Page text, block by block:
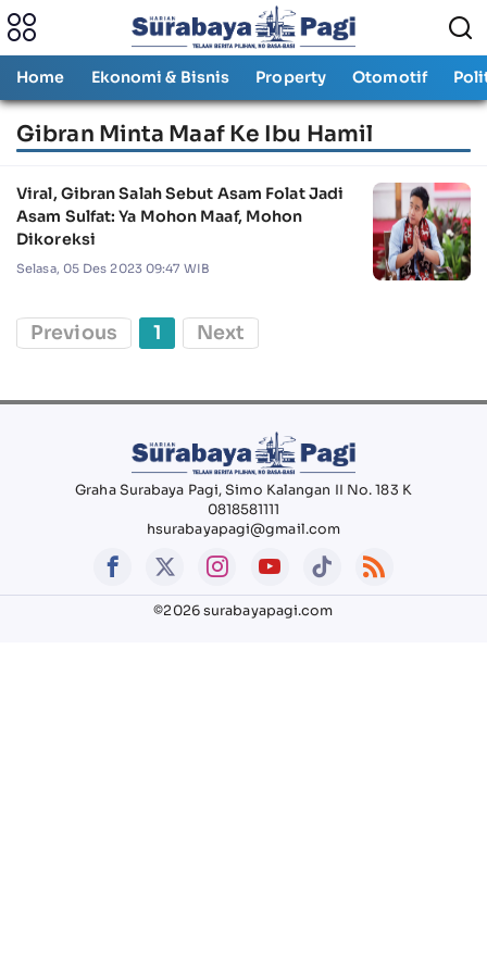
Home Ekonomi & Bisnis Property Otomotif
Gibran Minta Maaf Ke Ibu Hamil
Viral, Gibran Salah Sebut Asam Folat Jadi
Asam Sulfat: Ya Mohon Maaf, Mohon
Dikoreksi
Selasa, 05 Des 2023 09:47 WIB
Previous 1 Next
Graha Surabaya Pagi, Simo Kalangan II No. 183 K
0818581111
hsurabayapagi@gmail.com
©2026 surabayapagi.com